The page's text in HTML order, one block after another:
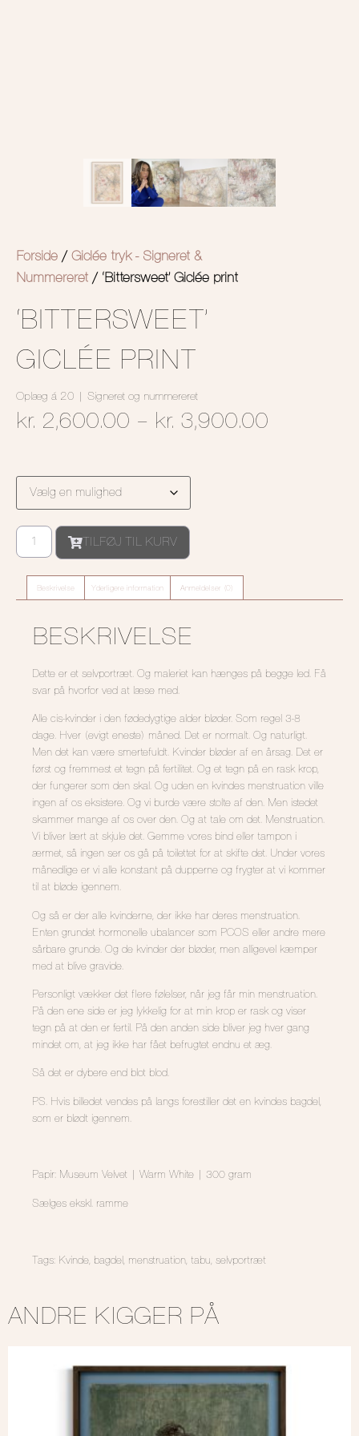
Forside / Giclée tryk - Signeret &
Nummereret / ‘Bittersweet’ Giclée print
‘BITTERSWEET’
GICLÉE PRINT
Oplæg á 20 | Signeret og nummereret
kr. 2,600.00 – kr. 3,900.00
TILFØJ TIL KURV
Beskrivelse Yderligere information Anmeldelser (0)
BESKRIVELSE
Dette er et selvportræt. Og maleriet kan hænges på begge led. Få
svar på hvorfor ved at læse med.
Alle cis-kvinder i den fødedygtige alder bløder. Som regel 3-8
dage. Hver (evigt eneste) måned. Det er normalt. Og naturligt.
Men det kan være smertefuldt. Kvinder bløder af en årsag. Det er
først og fremmest et tegn på fertilitet. Og et tegn på en rask krop,
der fungerer som den skal. Og uden en kvindes menstruation ville
ingen af os eksistere. Og vi burde være stolte af den. Men istedet
skammer mange af os over den. Og at tale om det. Menstruation.
Vi bliver lært at skjule det. Gemme vores bind eller tampon i
ærmet, så ingen ser os gå på toilettet for at skifte det. Under vores
månedlige er vi alle konstant på dupperne og frygter at vi kommer
til at bløde igennem.
Og så er der alle kvinderne, der ikke har deres menstruation.
Enten grundet hormonelle ubalancer som PCOS eller andre mere
sårbare grunde. Og de kvinder der bløder, men alligevel kæmper
med at blive gravide.
Personligt vækker det flere følelser, når jeg får min menstruation.
På den ene side er jeg lykkelig for at min krop er rask og viser
tegn på at den er fertil. På den anden side bliver jeg hver gang
mindet om, at jeg ikke har fået befrugtet endnu et æg.
Så det er dybere end blot blod.
PS. Hvis billedet vendes på langs forestiller det en kvindes bagdel,
som er blødt igennem.
Papir: Museum Velvet | Warm White | 300 gram
Sælges ekskl. ramme
Tags: Kvinde, bagdel, menstruation, tabu, selvportræt
ANDRE KIGGER PÅ